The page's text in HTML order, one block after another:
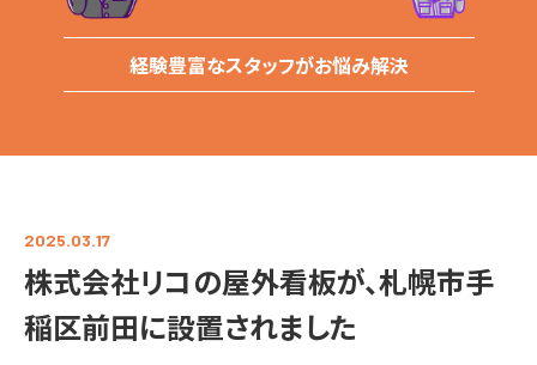
経験豊富なスタッフがお悩み解決
2025.03.17
株式会社リコの屋外看板が、札幌市手
稲区前田に設置されました